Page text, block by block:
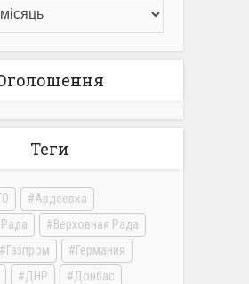
Теги
Авдеевка
Верховная Рада
Газпром
Германия
ДНР
Донбас